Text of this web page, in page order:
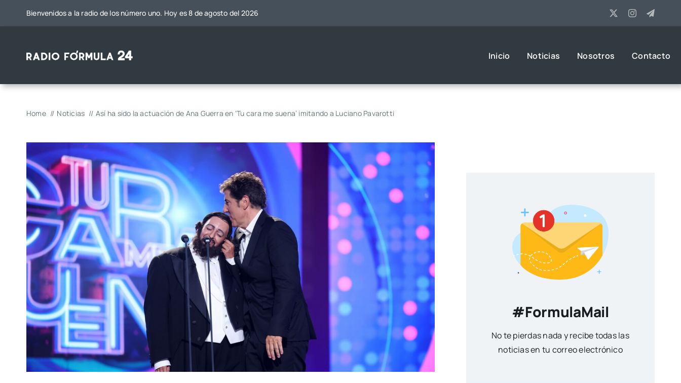
Bienvenidos a la radio de los número uno. Hoy es 8 de agosto del 2026
Inicio Noticias Nosotros Contacto
Home Noticias Así ha sido la actuación de Ana Guerra en ‘Tu cara me suena’ imitando a Luciano Pavarotti
#FormulaMail
No te pierdas nada y recibe todas las
noticias en tu correo electrónico